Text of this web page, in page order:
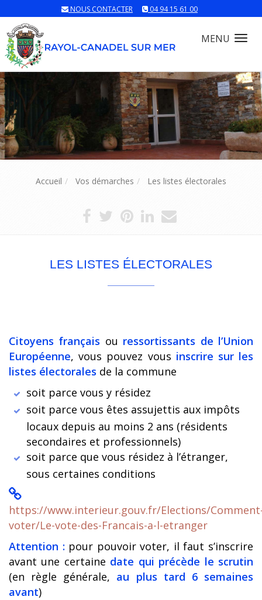
NOUS CONTACTER 04 94 15 61 00
MENU
Accueil Vos démarches Les listes électorales
LES LISTES ÉLECTORALES
Citoyens français ou ressortissants de l’Union
Européenne, vous pouvez vous inscrire sur les
listes électorales de la commune
soit parce vous y résidez
soit parce vous êtes assujettis aux impôts
locaux depuis au moins 2 ans (résidents
secondaires et professionnels)
soit parce que vous résidez à l’étranger,
sous certaines conditions
https://www.interieur.gouv.fr/Elections/
voter/Le-vote-des-Francais-a-l-etranger
Attention :pour pouvoir voter, il faut s’inscrire
avant une certaine date qui précède le scrutin
(en règle générale, au plus tard 6 semaines
avant)